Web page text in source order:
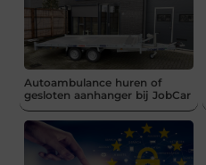
Autoambulance huren of
gesloten aanhanger bij JobCar